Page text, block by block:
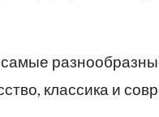
самые
классика и